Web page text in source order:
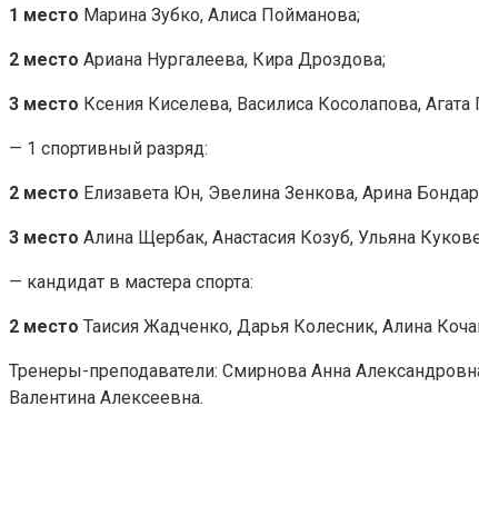
1 место Марина Зубко, Алиса Пойманова;
2 место Ариана Нургалеева, Кира Дроздова;
3 место Ксения Киселева, Василиса Косолапова, Агата
— 1 спортивный разряд:
2 место Елизавета Юн, Эвелина Зенкова, Арина
3 место Алина Щербак, Анастасия Козуб, Ульяна
— кандидат в мастера спорта:
2 место Таисия Жадченко, Дарья Колесник, Алина
Тренеры-преподаватели: Смирнова Анна
Валентина Алексеевна.